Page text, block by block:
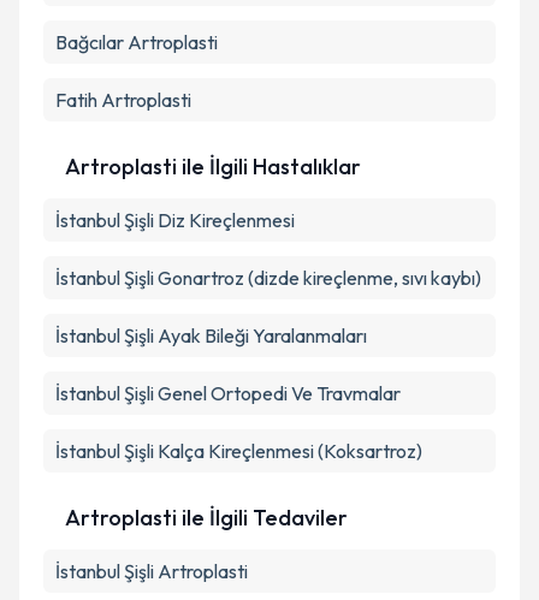
Bağcılar Artroplasti
Fatih Artroplasti
Artroplasti ile İlgili Hastalıklar
İstanbul Şişli Diz Kireçlenmesi
İstanbul Şişli Gonartroz (dizde kireçlenme, sıvı kaybı)
İstanbul Şişli Ayak Bileği Yaralanmaları
İstanbul Şişli Genel Ortopedi Ve Travmalar
İstanbul Şişli Kalça Kireçlenmesi (Koksartroz)
Artroplasti ile İlgili Tedaviler
İstanbul Şişli Artroplasti